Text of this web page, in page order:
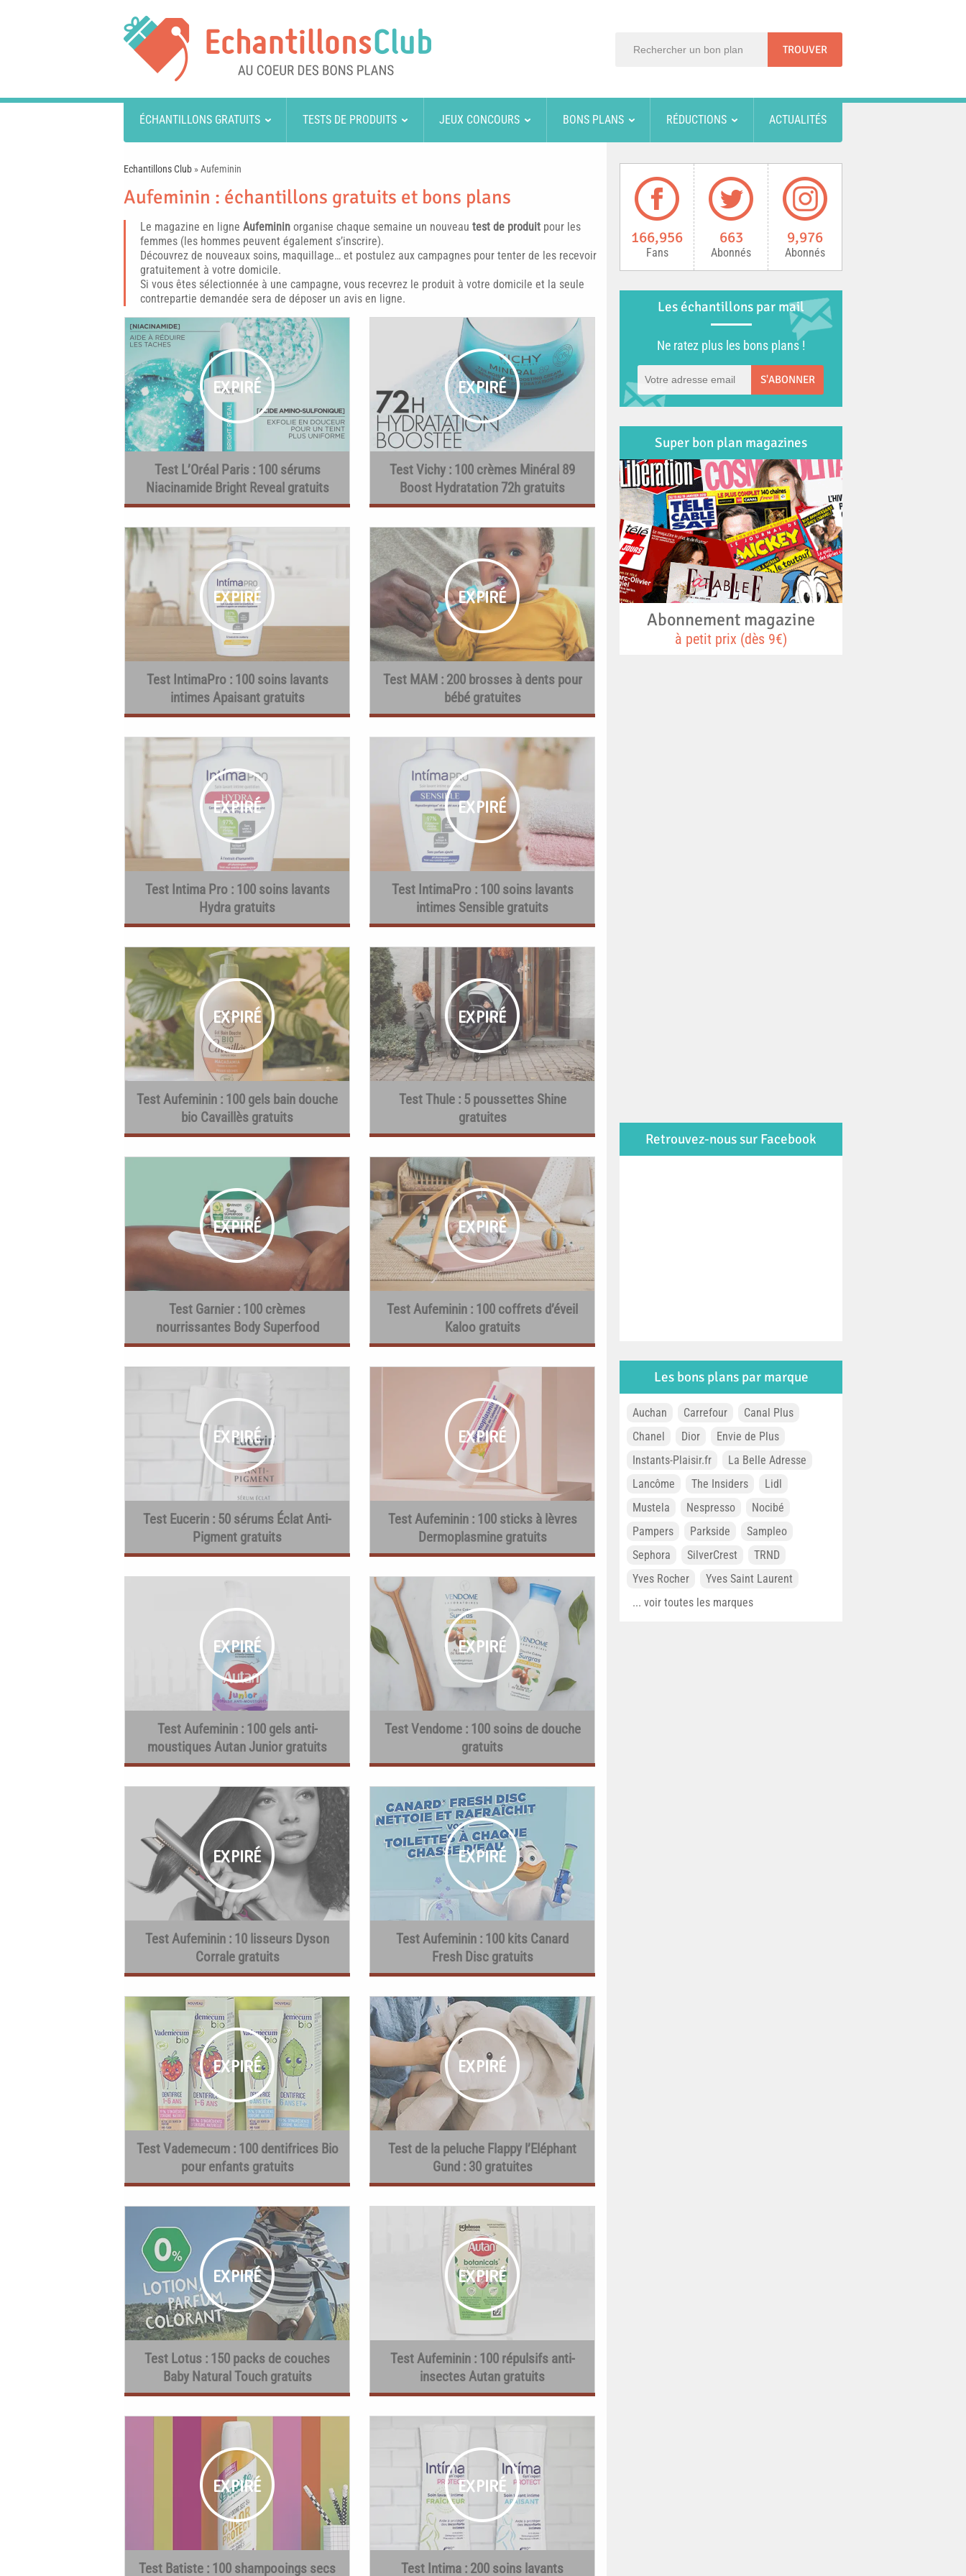
ÉCHANTILLONS GRATUITS TESTS DE PRODUITS JEUX CONCOURS BONS PLANS RÉDUCTIONS ACTUALITÉS
Echantillons Club »Aufeminin
Aufeminin : échantillons gratuits et bons plans
Le magazine en ligne Aufeminin organise chaque semaine un nouveau test de produit pour les
femmes (les hommes peuvent également s’inscrire).
Découvrez de nouveaux soins, maquillage… et postulez aux campagnes pour tenter de les recevoir
gratuitement à votre domicile.
Si vous êtes sélectionnée à une campagne, vous recevrez le produit à votre domicile et la seule
contrepartie demandée sera de déposer un avis en ligne.
Test L’Oréal Paris : 100 sérums
Niacinamide Bright Reveal gratuits
Test Vichy : 100 crèmes Minéral 89
Boost Hydratation 72h gratuits
Test IntimaPro : 100 soins lavants
intimes Apaisant gratuits
Test MAM : 200 brosses à dents pour
bébé gratuites
Test Intima Pro : 100 soins lavants
Hydra gratuits
Test IntimaPro : 100 soins lavants
intimes Sensible gratuits
Test Aufeminin : 100 gels bain douche
bio Cavaillès gratuits
Test Thule : 5 poussettes Shine
gratuites
Test Garnier : 100 crèmes
nourrissantes Body Superfood
Test Aufeminin : 100 coffrets d’éveil
Kaloo gratuits
Test Eucerin : 50 sérums Éclat Anti-
Pigment gratuits
Test Aufeminin : 100 sticks à lèvres
Dermoplasmine gratuits
Test Aufeminin : 100 gels anti-
moustiques Autan Junior gratuits
Test Vendome : 100 soins de douche
gratuits
Test Aufeminin : 10 lisseurs Dyson
Corrale gratuits
Test Aufeminin : 100 kits Canard
Fresh Disc gratuits
Test Vademecum : 100 dentifrices Bio
pour enfants gratuits
Test de la peluche Flappy l’Eléphant
Gund : 30 gratuites
Test Lotus : 150 packs de couches
Baby Natural Touch gratuits
Test Aufeminin : 100 répulsifs anti-
insectes Autan gratuits
Test Batiste : 100 shampooings secs Test Intima : 200 soins lavants
166,956
Fans
663
Abonnés
9,976
Abonnés
Les échantillons par mail
Ne ratez plus les bons plans !
S'ABONNER
Super bon plan magazines
Abonnement magazine
à petit prix (dès 9€)
Retrouvez-nous sur Facebook
Les bons plans par marque
Auchan Carrefour
Canal Plus
Chanel
Dior
Envie de Plus
Instants-Plaisir.fr
La Belle Adresse
Lancôme
The Insiders
Lidl
Mustela
Nespresso
Nocibé
Pampers
Parkside
Sampleo
Sephora
SilverCrest
TRND
Yves Rocher
Yves Saint Laurent
... voir toutes les marques